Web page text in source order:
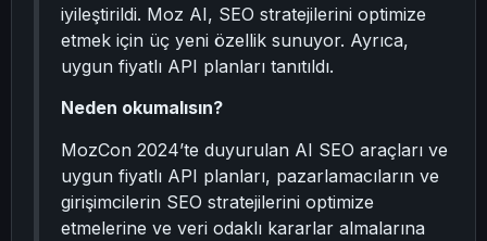
iyileştirildi. Moz AI, SEO stratejilerini optimize
etmek için üç yeni özellik sunuyor. Ayrıca,
uygun fiyatlı API planları tanıtıldı.
Neden okumalısın?
MozCon 2024’te duyurulan AI SEO araçları ve
uygun fiyatlı API planları, pazarlamacıların ve
girişimcilerin SEO stratejilerini optimize
etmelerine ve veri odaklı kararlar almalarına